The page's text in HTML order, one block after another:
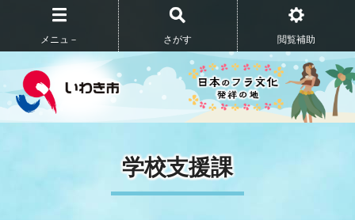
メニュ－ さがす 閲覧補助
学校支援課